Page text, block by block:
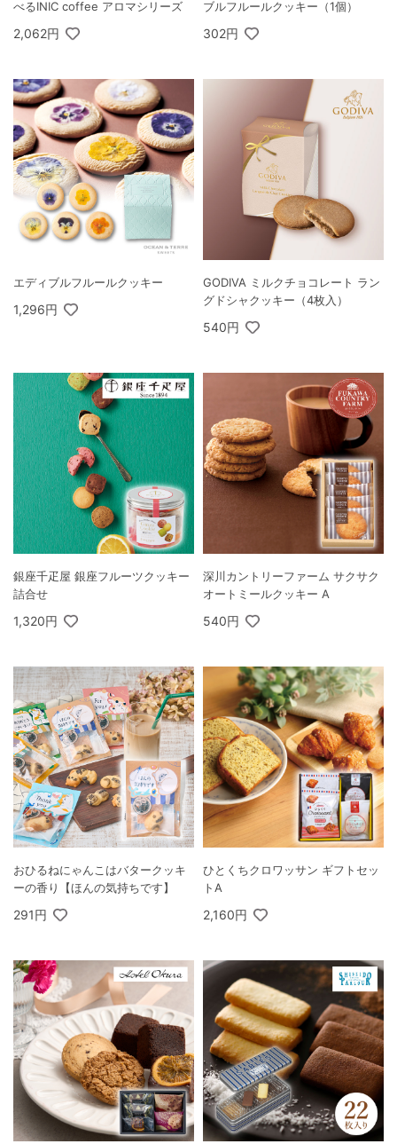
べるINIC coffee アロマシリーズ
2,062円
ブルフルールクッキー（1個）
302円
エディブルフルールクッキー
1,296円
GODIVA ミルクチョコレート ラン
グドシャクッキー（4枚入）
540円
銀座千疋屋 銀座フルーツクッキー
詰合せ
1,320円
深川カントリーファーム サクサク
オートミールクッキー A
540円
おひるねにゃんこはバタークッキ
ーの香り【ほんの気持ちです】
291円
ひとくちクロワッサン ギフトセッ
トA
2,160円